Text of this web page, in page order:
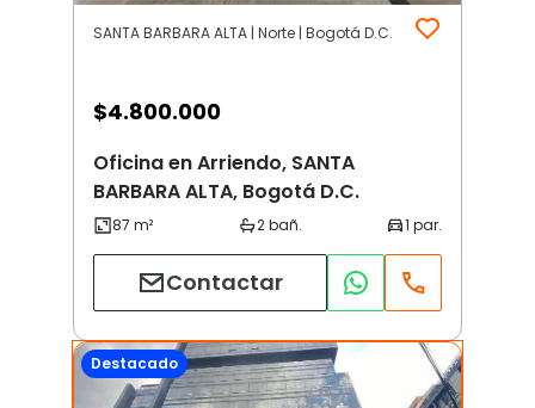
SANTA BARBARA ALTA | Norte | Bogotá D.C.
$4.800.000
Oficina en Arriendo, SANTA
BARBARA ALTA, Bogotá D.C.
Contactar
Destacado